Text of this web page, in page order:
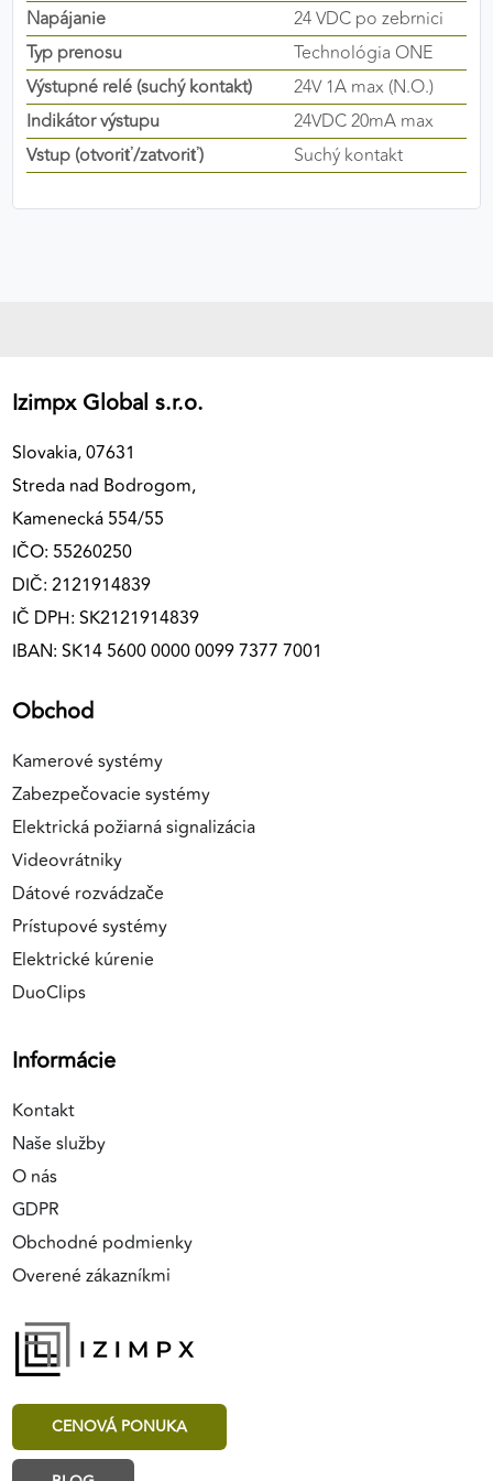
Napájanie
24 VDC po zebrnici
Typ prenosu
Technológia ONE
Výstupné relé (suchý kontakt)
24V 1A max (N.O.)
Indikátor výstupu
24VDC 20mA max
Vstup (otvoriť/zatvoriť)
Suchý kontakt
Izimpx Global s.r.o.
Slovakia, 07631
Streda nad Bodrogom,
Kamenecká 554/55
IČO: 55260250
DIČ: 2121914839
IČ DPH: SK2121914839
IBAN: SK14 5600 0000 0099 7377 7001
Obchod
Kamerové systémy
Zabezpečovacie systémy
Elektrická požiarná signalizácia
Videovrátniky
Dátové rozvádzače
Prístupové systémy
Elektrické kúrenie
DuoClips
Informácie
Kontakt
Naše služby
O nás
GDPR
Obchodné podmienky
Overené zákazníkmi
CENOVÁ PONUKA
výkon a funkčnosť našich stránok.
Google Analytics
Poskytovateľ: Google
MARKETINGOVÉ COOKIES
Google Ads
Poskytovateľ: